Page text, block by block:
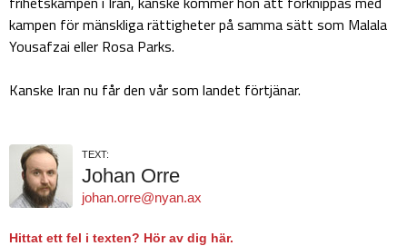
kampen för mänskliga rättigheter på samma sätt som Malala
Yousafzai eller Rosa Parks.
Kanske Iran nu får den vår som landet förtjänar.
TEXT:
Johan Orre
johan.orre@nyan.ax
Hittat ett fel i texten? Hör av dig här.